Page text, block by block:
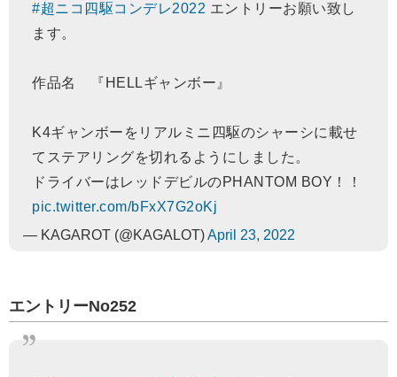
#超ニコ四駆コンデレ2022 エントリーお願い致し
ます。
作品名 『HELLギャンボー』
K4ギャンボーをリアルミニ四駆のシャーシに載せ
てステアリングを切れるようにしました。
ドライバーはレッドデビルのPHANTOM BOY！！
pic.twitter.com/bFxX7G2oKj
— KAGAROT (@KAGALOT)April 23, 2022
エントリーNo252